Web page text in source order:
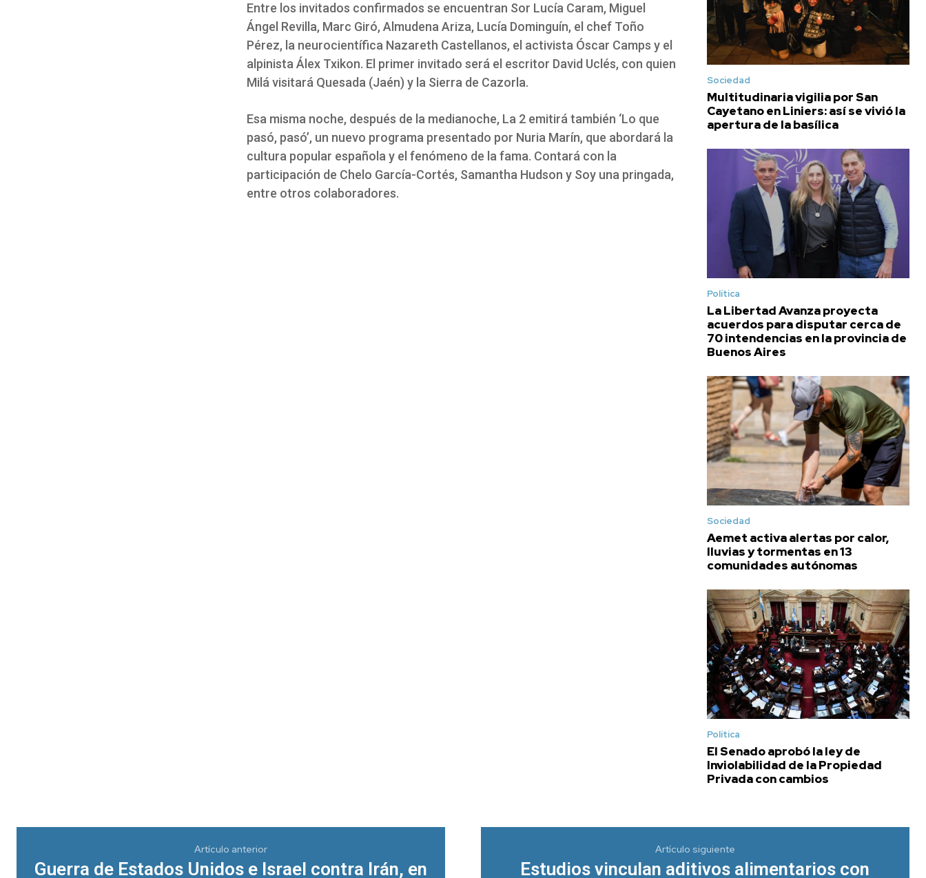
Entre los invitados confirmados se encuentran Sor Lucía Caram, Miguel
Ángel Revilla, Marc Giró, Almudena Ariza, Lucía Dominguín, el chef Toño
Pérez, la neurocientífica Nazareth Castellanos, el activista Óscar Camps y el
alpinista Álex Txikon. El primer invitado será el escritor David Uclés, con quien
Milá visitará Quesada (Jaén) y la Sierra de Cazorla.
Esa misma noche, después de la medianoche, La 2 emitirá también ‘Lo que
pasó, pasó’, un nuevo programa presentado por Nuria Marín, que abordará la
cultura popular española y el fenómeno de la fama. Contará con la
participación de Chelo García-Cortés, Samantha Hudson y Soy una pringada,
entre otros colaboradores.
Sociedad
Multitudinaria vigilia por San
Cayetano en Liniers: así se vivió la
apertura de la basílica
Política
La Libertad Avanza proyecta
acuerdos para disputar cerca de
70 intendencias en la provincia de
Buenos Aires
Sociedad
Aemet activa alertas por calor,
lluvias y tormentas en 13
comunidades autónomas
Política
El Senado aprobó la ley de
Inviolabilidad de la Propiedad
Privada con cambios
Artículo anterior
Guerra de Estados Unidos e Israel contra Irán, en
Artículo siguiente
Estudios vinculan aditivos alimentarios con